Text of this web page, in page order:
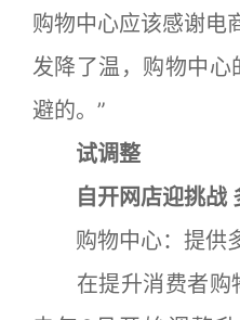
购物中心应该感谢电
发降了温，购物中心
避的。”
试调整
自开网店迎挑战
购物中心：提供
在提升消费者购